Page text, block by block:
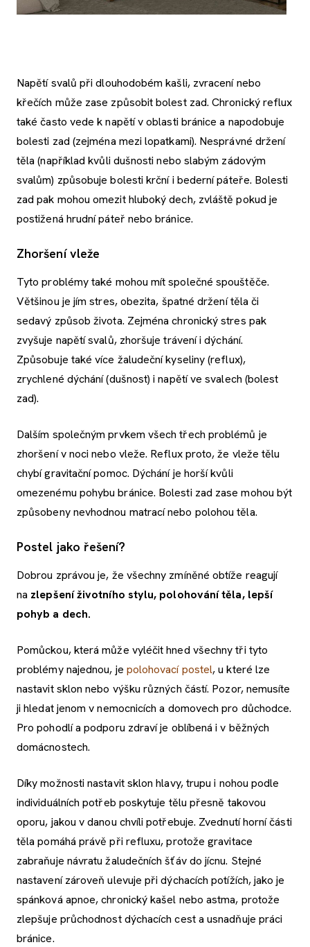
Napětí svalů při dlouhodobém kašli, zvracení nebo
křečích může zase způsobit bolest zad. Chronický reflux
také často vede k napětí v oblasti bránice a napodobuje
bolesti zad (zejména mezi lopatkami). Nesprávné držení
těla (například kvůli dušnosti nebo slabým zádovým
svalům) způsobuje bolesti krční i bederní páteře. Bolesti
zad pak mohou omezit hluboký dech, zvláště pokud je
postižená hrudní páteř nebo bránice.
Zhoršení vleže
Tyto problémy také mohou mít společné spouštěče.
Většinou je jím stres, obezita, špatné držení těla či
sedavý způsob života. Zejména chronický stres pak
zvyšuje napětí svalů, zhoršuje trávení i dýchání.
Způsobuje také více žaludeční kyseliny (reflux),
zrychlené dýchání (dušnost) i napětí ve svalech (bolest
zad).
Dalším společným prvkem všech třech problémů je
zhoršení v noci nebo vleže. Reflux proto, že vleže tělu
chybí gravitační pomoc. Dýchání je horší kvůli
omezenému pohybu bránice. Bolesti zad zase mohou být
způsobeny nevhodnou matrací nebo polohou těla.
Postel jako řešení?
Dobrou zprávou je, že všechny zmíněné obtíže reagují
na zlepšení životního stylu, polohování těla, lepší
pohyb a dech.
Pomůckou, která může vyléčit hned všechny tři tyto
problémy najednou, je polohovací postel, u které lze
nastavit sklon nebo výšku různých částí. Pozor, nemusíte
ji hledat jenom v nemocnicích a domovech pro důchodce.
Pro pohodlí a podporu zdraví je oblíbená i v běžných
domácnostech.
Díky možnosti nastavit sklon hlavy, trupu i nohou podle
individuálních potřeb poskytuje tělu přesně takovou
oporu, jakou v danou chvíli potřebuje. Zvednutí horní části
těla pomáhá právě při refluxu, protože gravitace
zabraňuje návratu žaludečních šťáv do jícnu. Stejné
nastavení zároveň ulevuje při dýchacích potížích, jako je
spánková apnoe, chronický kašel nebo astma, protože
zlepšuje průchodnost dýchacích cest a usnadňuje práci
bránice.